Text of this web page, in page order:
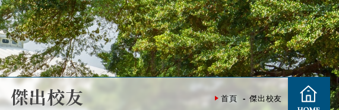
首頁 傑出校友
傑出校友